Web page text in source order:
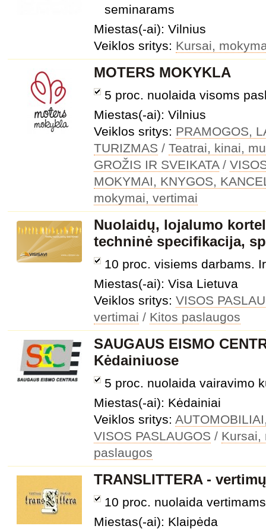
seminarams
Miestas(-ai): Vilnius
Veiklos sritys: Kursai,
MOTERS MOKYKLA
5 proc. nuolaida visoms
Miestas(-ai): Vilnius
Veiklos sritys: PRAMOGOS,
TURIZMAS / Teatrai, kinai,
GROŽIS IR SVEIKATA/
MOKYMAI, KNYGOS,
mokymai, vertimai
Nuolaidų, lojalumo
techninė specifikacija,
10 proc. visiems darbams.
Miestas(-ai): Visa Lietuva
Veiklos sritys: VISOS
vertimai / Kitos paslaugos
SAUGAUS EISMO
Kėdainiuose
5 proc. nuolaida vairavimo
Miestas(-ai): Kėdainiai
Veiklos sritys:
VISOS PASLAUGOS / Kursai,
paslaugos
TRANSLITTERA -
10 proc. nuolaida
Miestas(-ai): Klaipėda